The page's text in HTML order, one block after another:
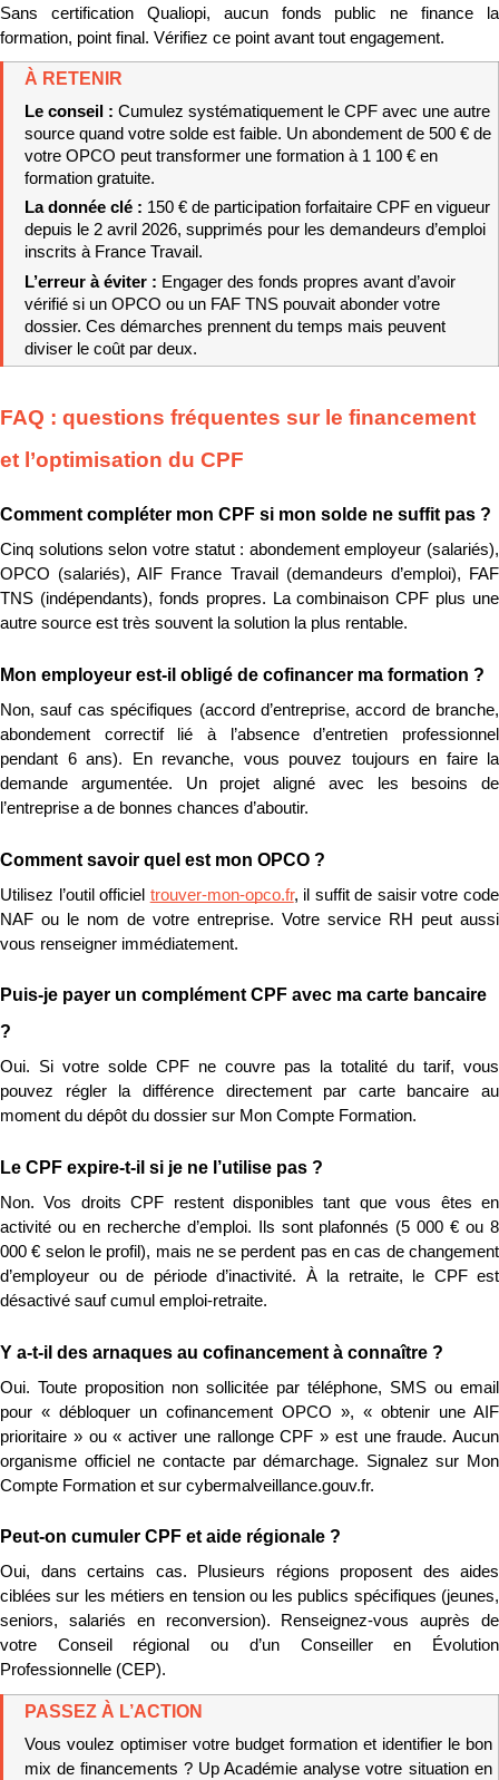
Sans certification Qualiopi, aucun fonds public ne finance la
formation, point final. Vérifiez ce point avant tout engagement.
À RETENIR
Le conseil : Cumulez systématiquement le CPF avec une autre
source quand votre solde est faible. Un abondement de 500 € de
votre OPCO peut transformer une formation à 1 100 € en
formation gratuite.
La donnée clé : 150 € de participation forfaitaire CPF en vigueur
depuis le 2 avril 2026, supprimés pour les demandeurs d’emploi
inscrits à France Travail.
L’erreur à éviter : Engager des fonds propres avant d’avoir
vérifié si un OPCO ou un FAF TNS pouvait abonder votre
dossier. Ces démarches prennent du temps mais peuvent
diviser le coût par deux.
FAQ : questions fréquentes sur le financement
et l’optimisation du CPF
Comment compléter mon CPF si mon solde ne suffit pas ?
Cinq solutions selon votre statut : abondement employeur (salariés),
OPCO (salariés), AIF France Travail (demandeurs d’emploi), FAF
TNS (indépendants), fonds propres. La combinaison CPF plus une
autre source est très souvent la solution la plus rentable.
Mon employeur est-il obligé de cofinancer ma formation ?
Non, sauf cas spécifiques (accord d’entreprise, accord de branche,
abondement correctif lié à l’absence d’entretien professionnel
pendant 6 ans). En revanche, vous pouvez toujours en faire la
demande argumentée. Un projet aligné avec les besoins de
l’entreprise a de bonnes chances d’aboutir.
Comment savoir quel est mon OPCO ?
Utilisez l’outil officiel trouver-mon-opco.fr, il suffit de saisir votre code
NAF ou le nom de votre entreprise. Votre service RH peut aussi
vous renseigner immédiatement.
Puis-je payer un complément CPF avec ma carte bancaire
?
Oui. Si votre solde CPF ne couvre pas la totalité du tarif, vous
pouvez régler la différence directement par carte bancaire au
moment du dépôt du dossier sur Mon Compte Formation.
Le CPF expire-t-il si je ne l’utilise pas ?
Non. Vos droits CPF restent disponibles tant que vous êtes en
activité ou en recherche d’emploi. Ils sont plafonnés (5 000 € ou 8
000 € selon le profil), mais ne se perdent pas en cas de changement
d’employeur ou de période d’inactivité. À la retraite, le CPF est
désactivé sauf cumul emploi-retraite.
Y a-t-il des arnaques au cofinancement à connaître ?
Oui. Toute proposition non sollicitée par téléphone, SMS ou email
pour « débloquer un cofinancement OPCO », « obtenir une AIF
prioritaire » ou « activer une rallonge CPF » est une fraude. Aucun
organisme officiel ne contacte par démarchage. Signalez sur Mon
Compte Formation et sur cybermalveillance.gouv.fr.
Peut-on cumuler CPF et aide régionale ?
Oui, dans certains cas. Plusieurs régions proposent des aides
ciblées sur les métiers en tension ou les publics spécifiques (jeunes,
seniors, salariés en reconversion). Renseignez-vous auprès de
votre Conseil régional ou d’un Conseiller en Évolution
Professionnelle (CEP).
PASSEZ À L’ACTION
Vous voulez optimiser votre budget formation et identifier le bon
mix de financements ? Up Académie analyse votre situation en